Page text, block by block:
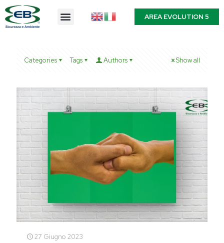
AREA EVOLUTION 5
Categories Tags Authors Show all
27 Giugno 2023